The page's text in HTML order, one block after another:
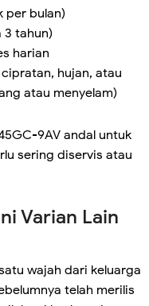
per bulan)
3 tahun)
harian
hujan, atau
atau menyelam)
9AV andal untuk
sering diservis atau
Varian Lain
wajah dari keluarga
telah merilis